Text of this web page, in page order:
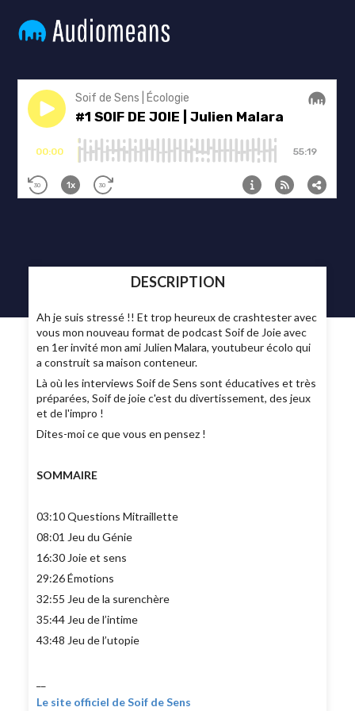
DESCRIPTION
Ah je suis stressé !! Et trop heureux de crashtester avec
vous mon nouveau format de podcast Soif de Joie avec
en 1er invité mon ami Julien Malara, youtubeur écolo qui
a construit sa maison conteneur.
Là où les interviews Soif de Sens sont éducatives et très
préparées, Soif de joie c'est du divertissement, des jeux
et de l'impro !
Dites-moi ce que vous en pensez !
SOMMAIRE
03:10 Questions Mitraillette
08:01 Jeu du Génie
16:30 Joie et sens
29:26 Émotions
32:55 Jeu de la surenchère
35:44 Jeu de l’intime
43:48 Jeu de l’utopie
Le site officiel de Soif de Sens